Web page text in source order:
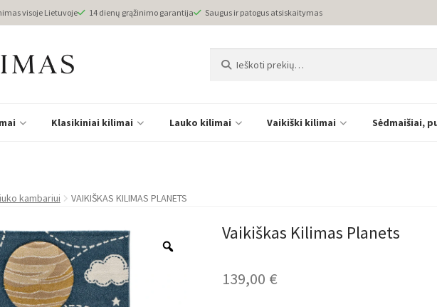
visoje Lietuvoje 14 dienų grąžinimo garantija Saugus ir patogus atsiskaitymas
Klasikiniai kilimai Lauko kilimai Vaikiški kilimai Sėdmaišiai,
kambariui VAIKIŠKAS KILIMAS PLANETS
Vaikiškas Kilimas Planets
139,00 €